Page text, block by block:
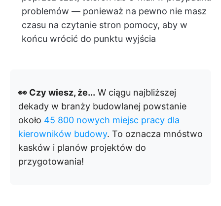
problemów — ponieważ na pewno nie masz
czasu na czytanie stron pomocy, aby w
końcu wrócić do punktu wyjścia
👀 Czy wiesz, że... W ciągu najbliższej
dekady w branży budowlanej powstanie
około 45 800 nowych miejsc pracy dla
kierowników budowy. To oznacza mnóstwo
kasków i planów projektów do
przygotowania!